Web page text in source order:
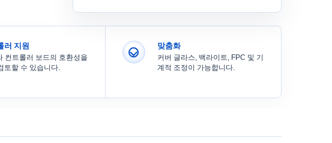
러 지원
컨트롤러 보드의 호환성을
토할 수 있습니다.
맞춤화
커버 글라스, 백라이트, FPC 및 기
계적 조정이 가능합니다.